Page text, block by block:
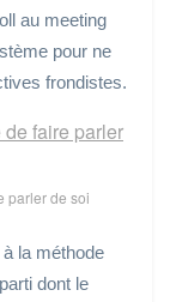
au meeting
pour ne
frondistes.
parler de soi
la méthode
dont le